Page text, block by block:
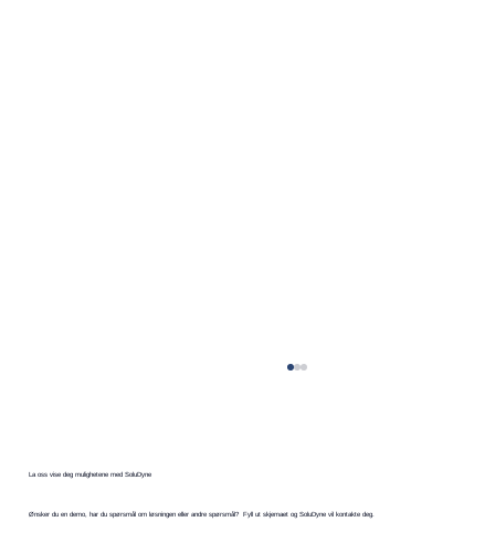
La oss vise deg mulighetene med SoluDyne
Ønsker du en demo, har du spørsmål om løsningen eller andre spørsmål? Fyll ut skjemaet og SoluDyne vil kontakte deg.